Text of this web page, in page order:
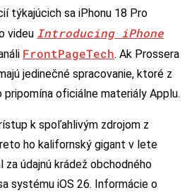
týkajúcich sa iPhonu 18 Pro
videu Introducing iPhone
FrontPageTech. Ak Prossera
jedinečné spracovanie, ktoré z
oficiálne materiály Applu.
k spoľahlivým zdrojom z
ho kalifornský gigant v lete
za údajnú krádež obchodného
systému iOS 26. Informácie o